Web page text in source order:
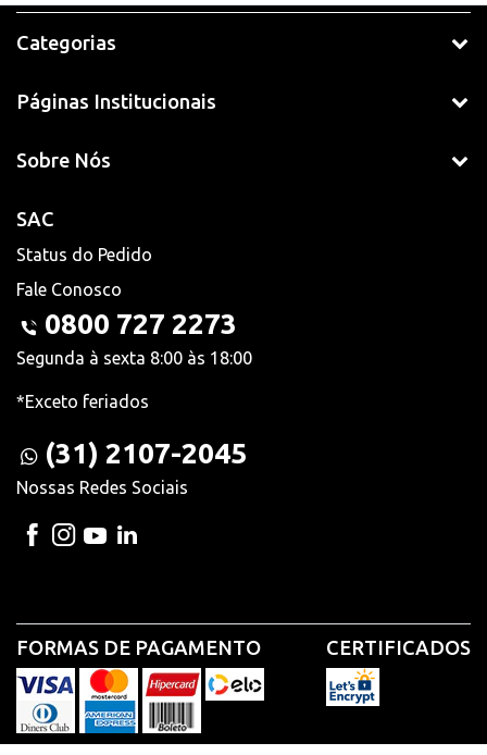
Categorias
Páginas Institucionais
Sobre Nós
SAC
Status do Pedido
Fale Conosco
0800 727 2273
Segunda à sexta 8:00 às 18:00
*Exceto feriados
(31) 2107-2045
Nossas Redes Sociais
FORMAS DE PAGAMENTO CERTIFICADOS